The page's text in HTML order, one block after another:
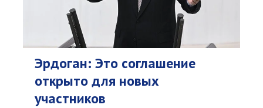
Эрдоган: Это соглашение
открыто для новых
участников